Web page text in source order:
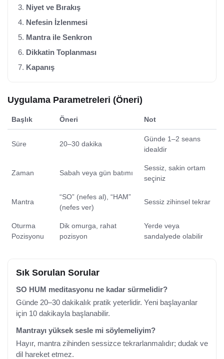
Niyet ve Bırakış
Nefesin İzlenmesi
Mantra ile Senkron
Dikkatin Toplanması
Kapanış
Uygulama Parametreleri (Öneri)
Başlık Öneri Not
Süre 20–30 dakika
Günde 1–2 seans
idealdir
Zaman Sabah veya gün batımı
Sessiz, sakin ortam
seçiniz
Mantra
“SO” (nefes al), “HAM”
(nefes ver)
Sessiz zihinsel tekrar
Oturma
Pozisyonu
Dik omurga, rahat
pozisyon
Yerde veya
sandalyede olabilir
Sık Sorulan Sorular
SO HUM meditasyonu ne kadar sürmelidir?
Günde 20–30 dakikalık pratik yeterlidir. Yeni başlayanlar
için 10 dakikayla başlanabilir.
Mantrayı yüksek sesle mi söylemeliyim?
Hayır, mantra zihinden sessizce tekrarlanmalıdır; dudak ve
dil hareket etmez.